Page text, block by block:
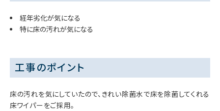
経年劣化が気になる
特に床の汚れが気になる
工事のポイント
床の汚れを気にしていたので、きれい除菌水で床を除菌してくれる
床ワイパーをご採用。